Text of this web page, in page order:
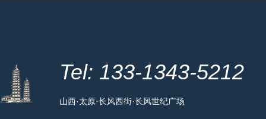
Tel: 133-1343-5212
山西·太原·长风西街·长风世纪广场